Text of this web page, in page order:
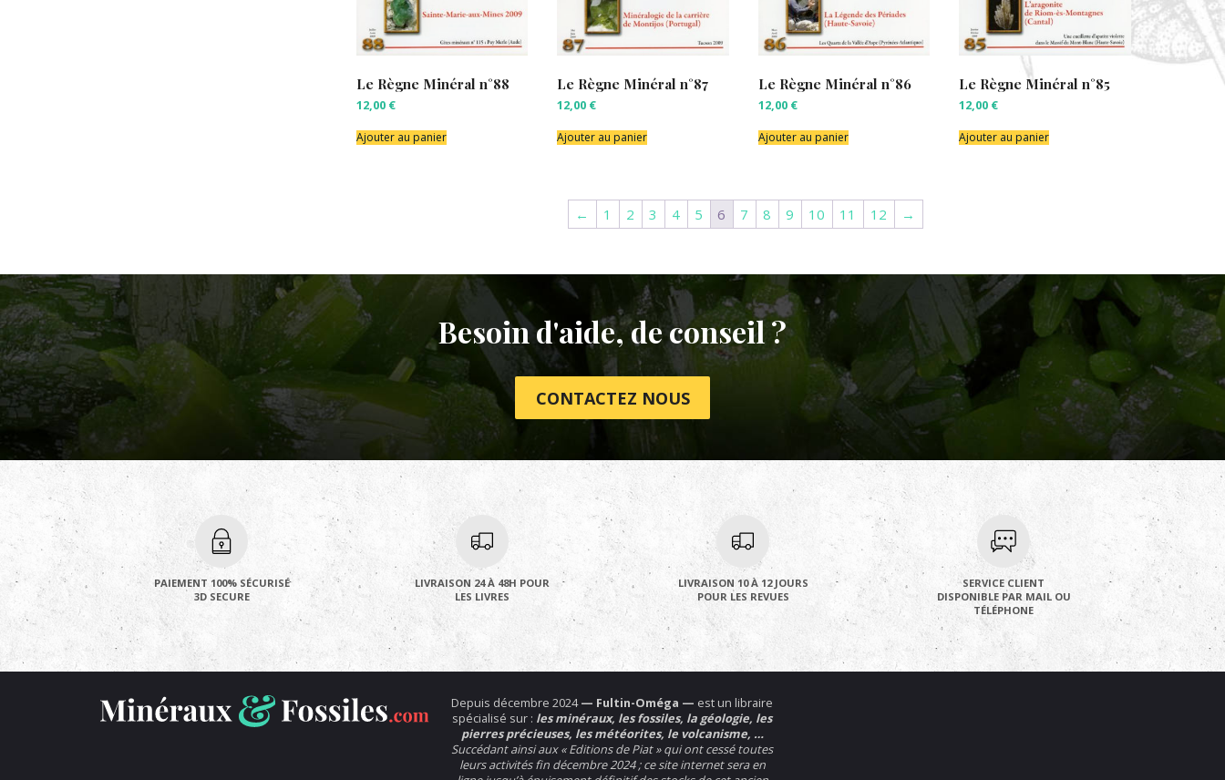
Le Règne Minéral n°88
12,00 €
Ajouter au panier
Le Règne Minéral n°87
12,00 €
Ajouter au panier
Le Règne Minéral n°86
12,00 €
Ajouter au panier
Le Règne Minéral n°85
12,00 €
Ajouter au panier
← 1 2 3 4 5 6 7 8 9 10 11 12 →
Besoin d'aide, de conseil ?
CONTACTEZ NOUS
PAIEMENT 100% SÉCURISÉ
3D SECURE
LIVRAISON 24 À 48H POUR
LES LIVRES
LIVRAISON 10 À 12 JOURS
POUR LES REVUES
SERVICE CLIENT
DISPONIBLE PAR MAIL OU
TÉLÉPHONE
Depuis décembre 2024— Fultin-Oméga — est un libraire
spécialisé sur : les minéraux, les fossiles, la géologie, les
pierres précieuses, les météorites, le volcanisme, …
Succédant ainsi aux « Editions de Piat » qui ont cessé toutes
leurs activités fin décembre 2024 ; ce site internet sera en